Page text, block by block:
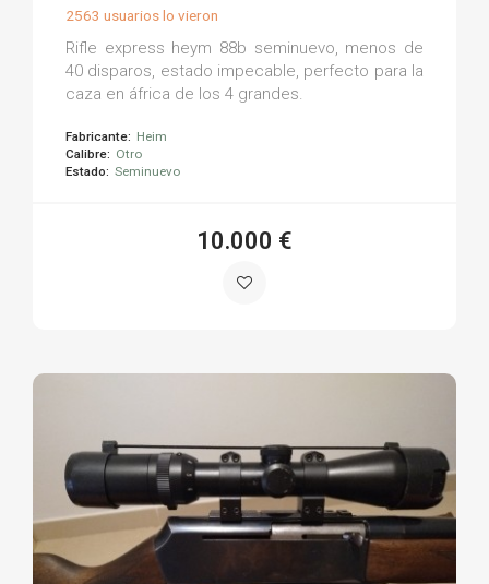
2563 usuarios lo vieron
Rifle express heym 88b seminuevo, menos de
40 disparos, estado impecable, perfecto para la
caza en áfrica de los 4 grandes.
Fabricante: Heim
Calibre: Otro
Estado: Seminuevo
10.000 €